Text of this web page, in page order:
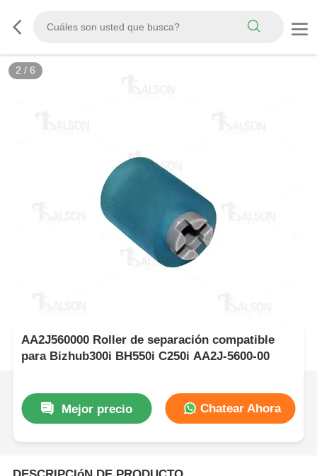
2 / 6
AA2J560000 Roller de separación compatible
para Bizhub300i BH550i C250i AA2J-5600-00
Mejor precio Chatear Ahora